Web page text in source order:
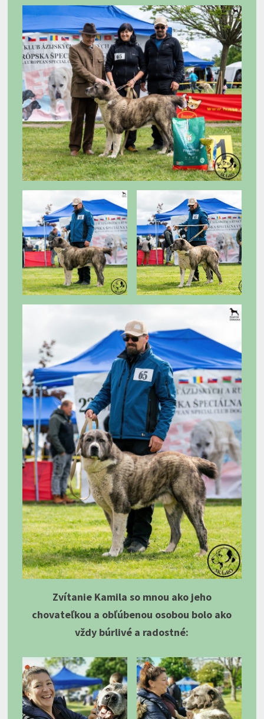
Zvítanie Kamila so mnou ako jeho
chovateľkou a obľúbenou osobou bolo ako
vždy búrlivé a radostné: